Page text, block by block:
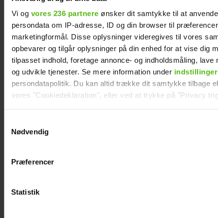
Vi og vores 236 partnere ønsker dit samtykke til at
persondata om IP-adresse, ID og din browser til
marketingformål. Disse oplysninger videregives til vores
opbevarer og tilgår oplysninger på din enhed for at vise dig
tilpasset indhold, foretage annonce- og indholdsmåling, lave
og udvikle tjenester. Se mere information under indstillinger
persondatapolitik. Du kan altid trække dit samtykke tilbage
vores "Cookiedeklaration", eller ved at trykke på "Privacy
Vi anvender egne cookies og cookies fra tredjeparter til at
generere statistik og huske dine præferencer samt til brug
Nødvendig
Præferencer
Statistik
TV 2-profilen
af nyresvigt
Natasha Brock